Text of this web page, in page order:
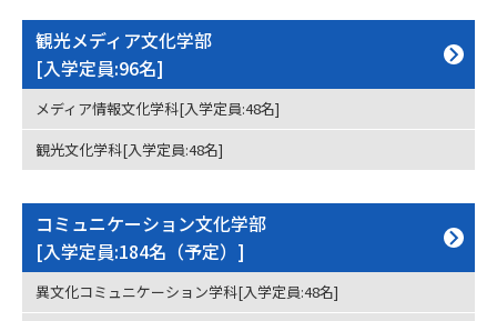
高等学校（情報）教員資格認定
試験
大学研究 大学検索
大学で学べる内容や特徴を調べる
新増設大学・学部・学科特集
集
観光メディア文化学部
[入学定員:96名]
メディア情報文化学科[入学定員:48名]
観光文化学科[入学定員:48名]
コミュニケーション文化学部
[入学定員:184名（予定）]
異文化コミュニケーション学科[入学定員:48名]